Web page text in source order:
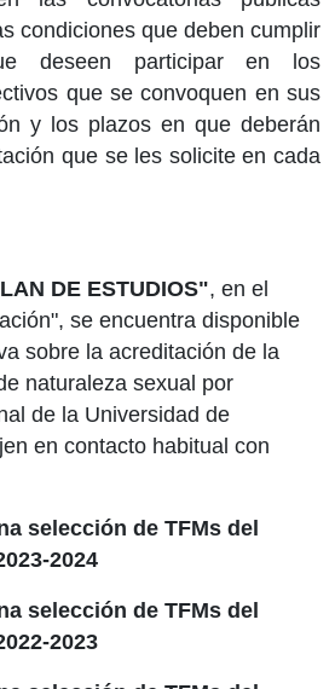
condiciones que deben cumplir
deseen participar en los
que se convoquen en sus
y los plazos en que deberán
que se les solicite en cada
DE ESTUDIOS", en el
se encuentra disponible
sobre la acreditación de la
naturaleza sexual por
de la Universidad de
en contacto habitual con
selección de TFMs del
2024
selección de TFMs del
2023